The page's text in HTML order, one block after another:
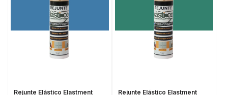
Rejunte Elástico Elastment
Rejunte Elástico Elastment